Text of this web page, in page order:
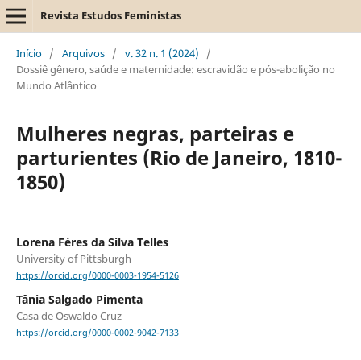
Revista Estudos Feministas
Início / Arquivos / v. 32 n. 1 (2024)
/
Dossiê gênero, saúde e maternidade: escravidão e pós-abolição no
Mundo Atlântico
Mulheres negras, parteiras e
parturientes (Rio de Janeiro, 1810-
1850)
Lorena Féres da Silva Telles
University of Pittsburgh
https://orcid.org/0000-0003-1954-5126
Tânia Salgado Pimenta
Casa de Oswaldo Cruz
https://orcid.org/0000-0002-9042-7133